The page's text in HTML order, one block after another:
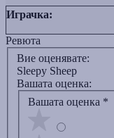
Играчка:
Ревюта
Вие оценявате:
Sleepy Sheep
Вашата оценка:
Вашата оценка *